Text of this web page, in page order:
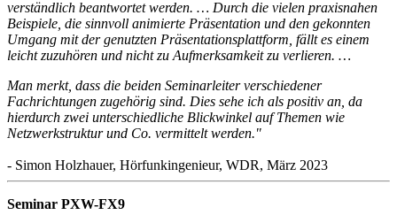
verständlich beantwortet werden. … Durch die vielen praxisnahen
Beispiele, die sinnvoll animierte Präsentation und den gekonnten
Umgang mit der genutzten Präsentationsplattform, fällt es einem
leicht zuzuhören und nicht zu Aufmerksamkeit zu verlieren. …
Man merkt, dass die beiden Seminarleiter verschiedener
Fachrichtungen zugehörig sind. Dies sehe ich als positiv an, da
hierdurch zwei unterschiedliche Blickwinkel auf Themen wie
Netzwerkstruktur und Co. vermittelt werden."
- Simon Holzhauer, Hörfunkingenieur, WDR, März 2023
Seminar PXW-FX9